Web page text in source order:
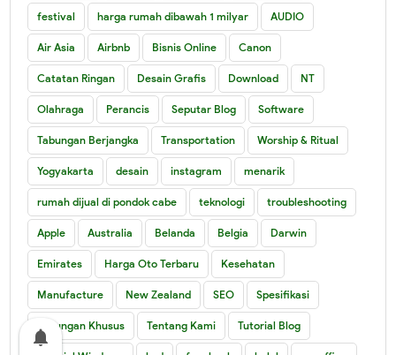
festival harga rumah dibawah 1 milyar AUDIO
Air Asia Airbnb Bisnis Online Canon
Catatan Ringan Desain Grafis Download NT
Olahraga Perancis Seputar Blog Software
Tabungan Berjangka Transportation Worship & Ritual
Yogyakarta desain instagram menarik
rumah dijual di pondok cabe teknologi troubleshooting
Apple Australia Belanda Belgia Darwin
Emirates Harga Oto Terbaru Kesehatan
Manufacture New Zealand SEO Spesifikasi
Tabungan Khusus Tentang Kami Tutorial Blog
notifications